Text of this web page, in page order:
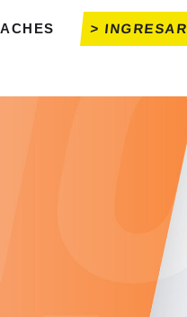
> INGRESAR